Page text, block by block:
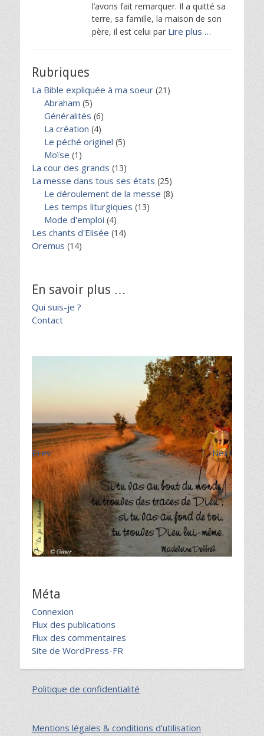
l’avons fait remarquer. Il a quitté sa
terre, sa famille, la maison de son
père, il est celui par Lire plus …
Rubriques
La Bible expliquée à ma soeur (21)
Abraham (5)
Généralités (6)
La création (4)
Le péché originel (5)
Moïse (1)
La cour des grands (13)
La messe dans tous ses états (25)
Le déroulement de la messe (8)
Les temps liturgiques (13)
Mode d'emploi (4)
Les chants d'Elisée (14)
Oremus (14)
En savoir plus …
Qui suis-je ?
Contact
Prev Next
Méta
Connexion
Flux des publications
Flux des commentaires
Site de WordPress-FR
Politique de confidentialité
Mentions légales & conditions d’utilisation